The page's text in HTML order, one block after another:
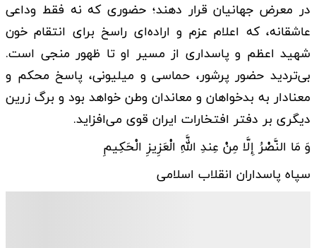
در معرض جهانیان قرار دهند؛ حضوری که نه فقط وداعی
عاشقانه، که اعلام عزم و اراده‌ای راسخ برای انتقام خون
شهید اعظم و پاسداری از مسیر او تا ظهور منجی است.
بی‌تردید حضور پرشور، حماسی و میلیونی، پاسخ محکم و
معنادار به بدخواهان و معاندان وطن خواهد بود و برگ زرین
دیگری بر دفتر افتخارات ایران قوی می‌افزاید.
وَ مَا النَّصْرُ إِلَّا مِنْ عِندِ اللَّهِ الْعَزِیزِ الْحَکِیمِ
سپاه پاسداران انقلاب اسلامی